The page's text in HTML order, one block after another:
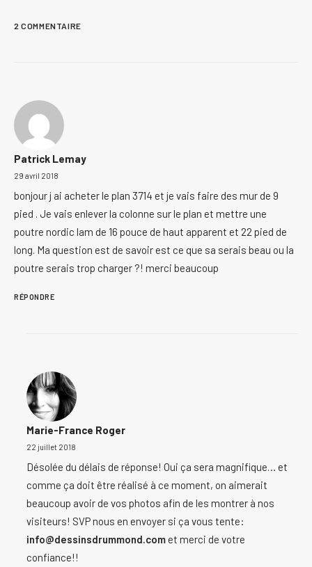
2 COMMENTAIRE
Patrick Lemay
29 avril 2018
bonjour j ai acheter le plan 3714 et je vais faire des mur de 9
pied . Je vais enlever la colonne sur le plan et mettre une
poutre nordic lam de 16 pouce de haut apparent et 22 pied de
long. Ma question est de savoir est ce que sa serais beau ou la
poutre serais trop charger ?! merci beaucoup
RÉPONDRE
Marie-France Roger
22 juillet 2018
Désolée du délais de réponse! Oui ça sera magnifique… et
comme ça doit être réalisé à ce moment, on aimerait
beaucoup avoir de vos photos afin de les montrer à nos
visiteurs! SVP nous en envoyer si ça vous tente:
info@dessinsdrummond.comet merci de votre
confiance!!